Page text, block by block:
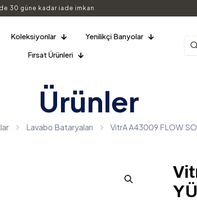
Üzeri ÜCRETSİZ KARGO
Koleksiyonlar
Yenilikçi Banyolar
Fırsat Ürünleri
Ürünler
Lavabo Bataryaları VitrA A43009 FLOW